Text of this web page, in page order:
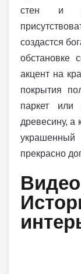
стен и
создастся
обстановке
акцент на
покрытия
паркет или
древесину, а
прекрасно